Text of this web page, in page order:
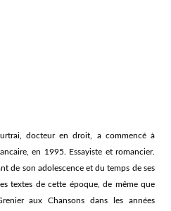
docteur en droit, a commencé à
en 1995. Essayiste et romancier.
de son adolescence et du temps de ses
textes de cette époque, de même que
aux Chansons dans les années